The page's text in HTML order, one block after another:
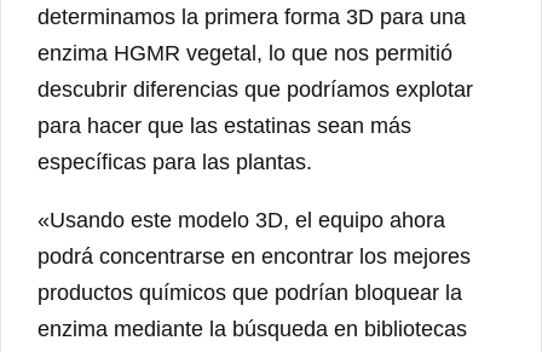
determinamos la primera forma 3D para una
enzima HGMR vegetal, lo que nos permitió
descubrir diferencias que podríamos explotar
para hacer que las estatinas sean más
específicas para las plantas.
«Usando este modelo 3D, el equipo ahora
podrá concentrarse en encontrar los mejores
productos químicos que podrían bloquear la
enzima mediante la búsqueda en bibliotecas